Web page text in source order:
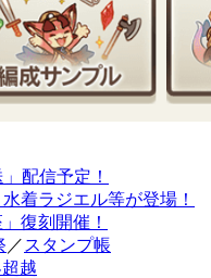
配信予定！
着ラジエル等が登場！
復刻開催！
／ スタンプ帳
越